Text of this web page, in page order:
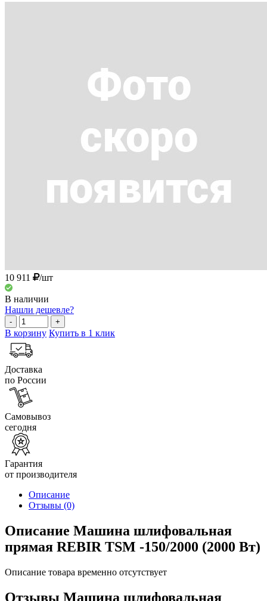
10 911 /шт
В наличии
Нашли дешевле?
- +
В корзину Купить в 1 клик
Доставка
по России
Самовывоз
сегодня
Гарантия
от производителя
Описание
Отзывы (0)
Описание Машина шлифовальная
прямая REBIR TSM -150/2000 (2000 Вт)
Описание товара временно отсутствует
Отзывы Машина шлифовальная